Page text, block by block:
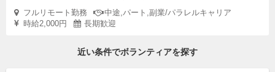
フルリモート勤務
中途,パート,副業/パラレルキャリア
時給2,000円
長期歓迎
近い条件でボランティアを探す